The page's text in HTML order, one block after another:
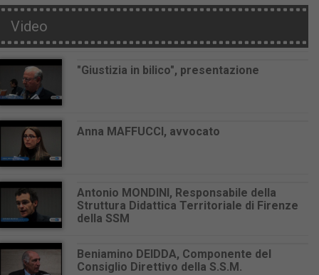
Video
"Giustizia in bilico", presentazione
Anna MAFFUCCI, avvocato
Antonio MONDINI, Responsabile della
Struttura Didattica Territoriale di Firenze
della SSM
Beniamino DEIDDA, Componente del
Consiglio Direttivo della S.S.M.